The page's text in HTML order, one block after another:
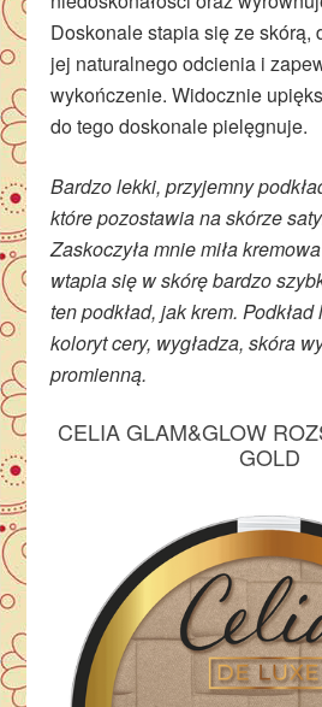
Doskonale stapia się ze skórą,
jej naturalnego odcienia i
wykończenie. Widocznie
do tego doskonale pielęgnuje.
Bardzo lekki, przyjemny
które pozostawia na skórze
Zaskoczyła mnie miła
wtapia się w skórę bardzo
ten podkład, jak krem.
koloryt cery, wygładza, skóra
promienną.
CELIA GLAM&GLOW
GOLD